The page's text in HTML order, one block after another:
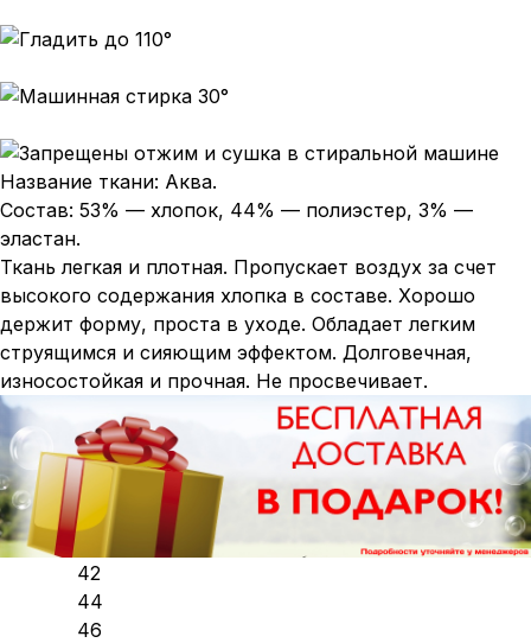
Название ткани: Аква.
Состав: 53% — хлопок, 44% — полиэстер, 3% —
эластан.
Ткань легкая и плотная. Пропускает воздух за счет
высокого содержания хлопка в составе. Хорошо
держит форму, проста в уходе. Обладает легким
струящимся и сияющим эффектом. Долговечная,
износостойкая и прочная. Не просвечивает.
42
44
46